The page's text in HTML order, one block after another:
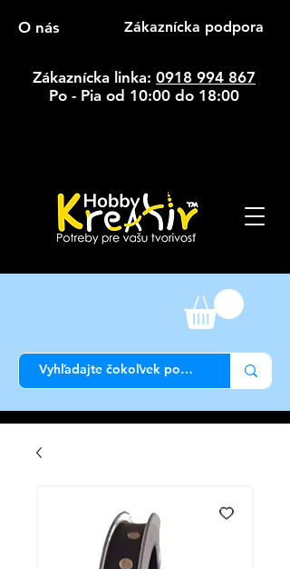
O nás Zákaznícka podpora
Zákaznícka linka: 0918 994 867
Po - Pia od 10:00 do 18:00